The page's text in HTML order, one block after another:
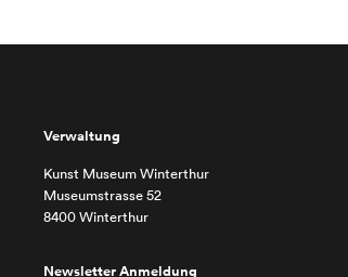
Verwaltung
Kunst Museum Winterthur
Museumstrasse 52
8400 Winterthur
Newsletter Anmeldung